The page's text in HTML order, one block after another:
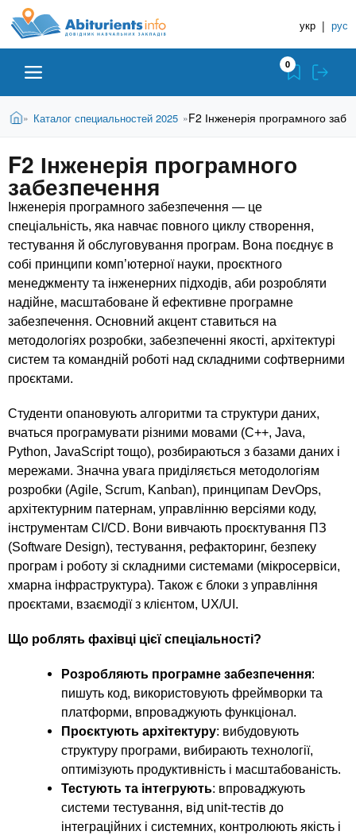
A
b
i
t
u
r
i
e
n
t
s
.
i
n
f
о
в
д
н
к
Н
а
в
ч
а
л
ь
н
и
х
з
а
к
л
а
д
і
в
укр | рус
Абітурієнту
ЗВО (ВНЗ)
Коледжі
Курси
Приватні школи
MBA
Онлайн курси
За кордоном
0
В
т
у
т
Головна
» Каталог специальностей 2025 »F2 Інженерія програмного
F2 Інженерія програмного
забезпечення
Інженерія програмного забезпечення — це
спеціальність, яка навчає повного циклу створення,
тестування й обслуговування програм. Вона поєднує в
собі принципи комп’ютерної науки, проєктного
менеджменту та інженерних підходів, аби розробляти
надійне, масштабоване й ефективне програмне
забезпечення. Основний акцент ставиться на
методологіях розробки, забезпеченні якості, архітектурі
систем та командній роботі над складними софтверними
проєктами.
Студенти опановують алгоритми та структури даних,
вчаться програмувати різними мовами (C++, Java,
Python, JavaScript тощо), розбираються з базами даних і
мережами. Значна увага приділяється методологіям
розробки (Agile, Scrum, Kanban), принципам DevOps,
архітектурним патернам, управлінню версіями коду,
інструментам CI/CD. Вони вивчають проєктування ПЗ
(Software Design), тестування, рефакторинг, безпеку
програм і роботу зі складними системами (мікросервіси,
хмарна інфраструктура). Також є блоки з управління
проєктами, взаємодії з клієнтом, UX/UI.
Що роблять фахівці цієї спеціальності?
Розробляють програмне забезпечення:
пишуть код, використовують фреймворки та
платформи, впроваджують функціонал.
Проєктують архітектуру: вибудовують
структуру програми, вибирають технології,
оптимізують продуктивність і масштабованість.
Тестують та інтегрують: впроваджують
системи тестування, від unit-тестів до
інтеграційних і системних, контролюють якість і